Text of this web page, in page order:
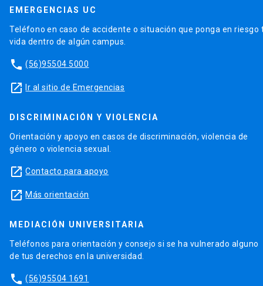
China´s Dragon Doctrine for Latin America.’
Geography65, 77-87.
2017 - Steiniger, S., de la Fuente, H., Fuentes, C.,
Barton, J.R. and Muñoz, JC. ‘Building a geographic
data repository for urban research with free
International Archives of Photogrammetry, Remote
Sensing and Spatial Information Sciences
42, 147.
EMERGENCIAS UC
Teléfono en caso de accidente o situación que ponga en riesgo
vida dentro de algún campus.
phone (56)95504 5000
launch Ir al sitio de Emergencias
DISCRIMINACIÓN Y VIOLENCIA
Orientación y apoyo en casos de discriminación, violencia de
género o violencia sexual.
launch Contacto para apoyo
launch Más orientación
MEDIACIÓN UNIVERSITARIA
Teléfonos para orientación y consejo si se ha vulnerado alguno
de tus derechos en la universidad.
phone (56)95504 1691